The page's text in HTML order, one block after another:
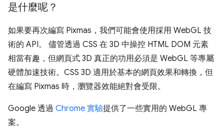
是什麼呢？
如果要再次編寫 Pixmas，我們可能會使用採用 WebGL 技
術的 API。 儘管透過 CSS 在 3D 中操控 HTML DOM 元素
相當有趣，但網頁式 3D 真正的功用必須是 WebGL 等專屬
硬體加速技術。CSS 3D 適用於基本的網頁效果和轉換，但
在編寫 Pixmas 時，瀏覽器效能絕對會受限。
Google 透過 Chrome 實驗提供了一些實用的 WebGL 專
案。